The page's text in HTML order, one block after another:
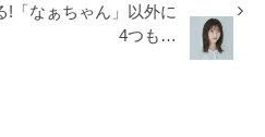
!「なぁちゃん」以外に
4つも…